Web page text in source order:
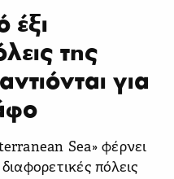
έξι
της
για
Sea» φέρνει
πόλεις